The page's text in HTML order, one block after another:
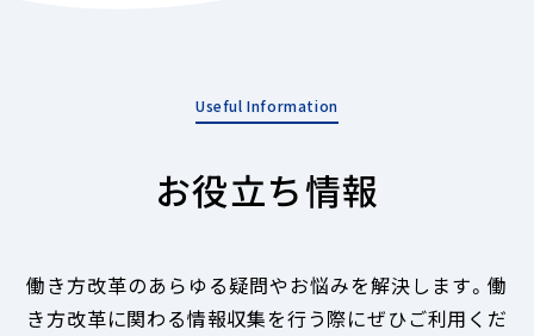
お役立ち情報
働き方改革のあらゆる疑問やお悩みを解決します。 働
き方改革に関わる情報収集を行う際にぜひご利用くだ